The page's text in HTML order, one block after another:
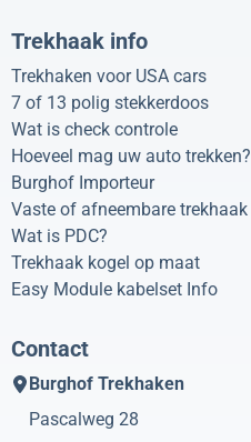
Trekhaak info
Trekhaken voor USA cars
7 of 13 polig stekkerdoos
Wat is check controle
Hoeveel mag uw auto trekken?
Burghof Importeur
Vaste of afneembare trekhaak
Wat is PDC?
Trekhaak kogel op maat
Easy Module kabelset Info
Contact
Burghof Trekhaken
Pascalweg 28